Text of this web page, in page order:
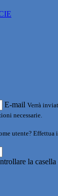
E-mail Verrà
necessarie.
utente? Effettua
la